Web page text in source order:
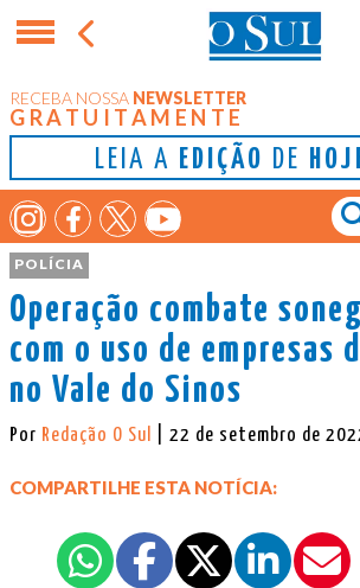
RECEBA NOSSA NEWSLETTER
GRATUITAMENTE
LEIA A EDIÇÃO DE
POLÍCIA
Operação combate
com o uso de empresas
no Vale do Sinos
Por Redação O Sul | 22 de setembro de
COMPARTILHE ESTA NOTÍCIA: